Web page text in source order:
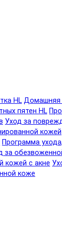
HL Домашняя
пятен HL
Уход за
кожей
Программа
за
кожей с акне
коже